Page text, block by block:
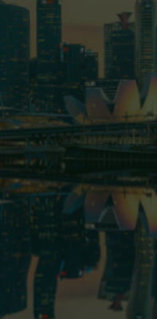
Trang chủ
Giới thiệu
Dự án
Lĩnh vực hoạt động
Tin tức - Sự kiện
Tuyển dụng
Quan hệ cổ đông